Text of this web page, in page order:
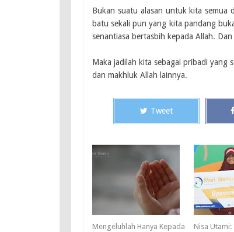
Bukan suatu alasan untuk kita semua
batu sekali pun yang kita pandang
senantiasa bertasbih kepada Allah.
Maka jadilah kita sebagai pribadi yang
dan makhluk Allah lainnya.
Tweet
Mengeluhlah Hanya Kepada
Nisa